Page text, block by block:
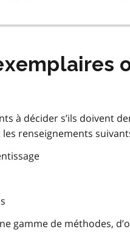
à décider s’ils doivent
renseignements
gamme de méthodes,